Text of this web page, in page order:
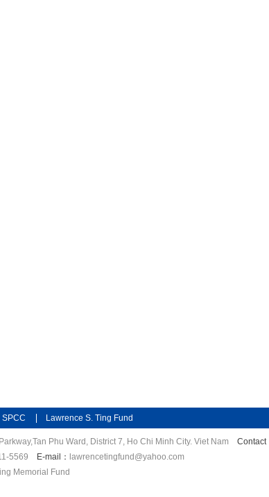
SPCC Lawrence S. Ting Fund
Phu Ward, District 7, Ho Chi Minh City. Viet Nam
Contact
5569 E-mail： lawrencetingfund@yahoo.com
Memorial Fund